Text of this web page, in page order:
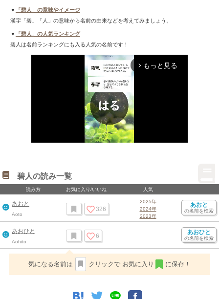
▼
「碧人」の意味やイメージ
漢字「碧」「人」の意味から名前の由来などを考えてみましょう。
▼
「碧人」の人気ランキング
碧人は名前ランキングにも入る人気の名前です！
arrow_forward_ios もっと見る
碧人の読み一覧
読み方 お気に入り/いいね 人気
あおと
Aoto
326
2025年
2024年
2023年
あおと
の名前を検索
あおひと
Aohito
6
あおひと
の名前を検索
気になる名前は クリックで お気に入り に保存！